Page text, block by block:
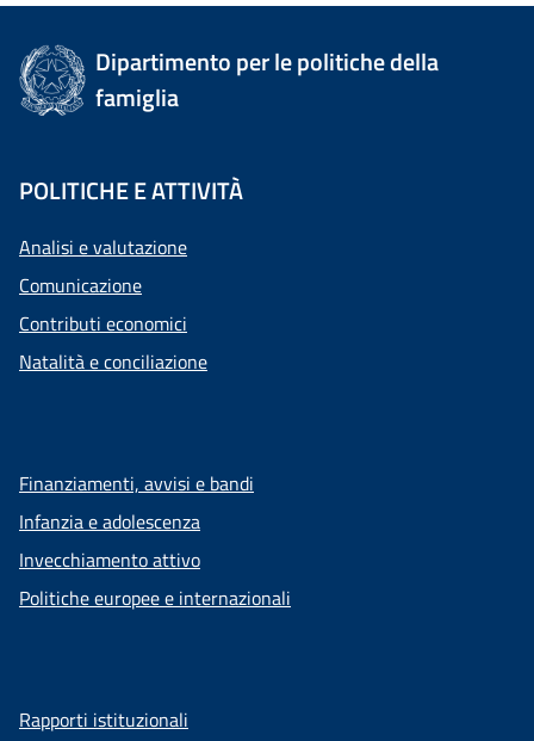
Dipartimento per le politiche della
famiglia
POLITICHE E ATTIVITÀ
Analisi e valutazione
Comunicazione
Contributi economici
Natalità e conciliazione
Finanziamenti, avvisi e bandi
Infanzia e adolescenza
Invecchiamento attivo
Politiche europee e internazionali
Rapporti istituzionali